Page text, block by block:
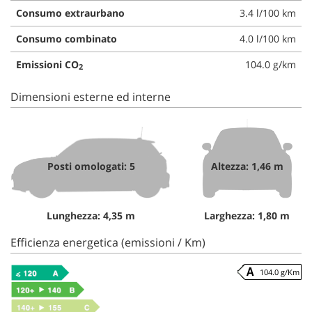
Consumo extraurbano
3.4 l/100 km
Consumo combinato
4.0 l/100 km
Emissioni CO2 104.0 g/km
Dimensioni esterne ed interne
Posti omologati: 5
Lunghezza: 4,35 m
Altezza: 1,46 m
Larghezza: 1,80 m
Efficienza energetica (emissioni / Km)
104.0 g/Km